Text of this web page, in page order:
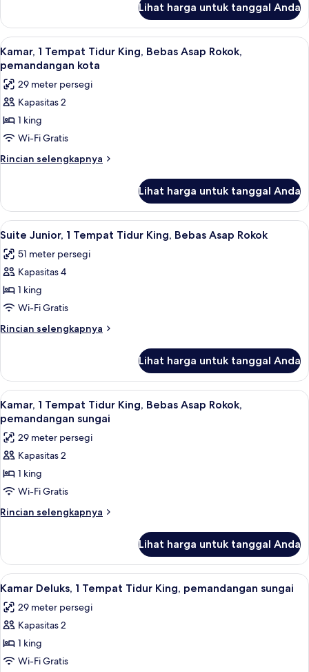
Bebas
Asap
Rokok
Kamar,
Tempat
Tidur
King,
Bebas
Asap
Lihat harga untuk tanggal Anda
Lihat
semua
foto
untuk
Kamar,
1
Tempat
Tidur
Asap
Rokok,
pemandangan
kota
Kamar, 1 Tempat Tidur King, Bebas
4
Kamar, 1 Tempat Tidur King, Bebas Asap Rokok,
pemandangan kota
29 meter persegi
Kapasitas 2
1 king
Wi-Fi Gratis
Rincian selengkapnya
Rincian
Kamar,
Tempat
King,
Bebas
Rokok,
pemandangan
Lihat harga untuk tanggal Anda
Lihat
semua
foto
untuk
Suite
Junior,
1
Tempat
King,
Bebas
Asap
Rokok
Suite Junior, 1 Tempat Tidur King,
4
Suite Junior, 1 Tempat Tidur King, Bebas Asap Rokok
51 meter persegi
Kapasitas 4
1 king
Wi-Fi Gratis
Rincian selengkapnya
Rincian
Suite
Junior,
1
Tempat
Tidur
King,
Bebas
Rokok
Lihat harga untuk tanggal Anda
Lihat
semua
foto
untuk
Kamar,
1
Tempat
Tidur
Asap
Rokok,
pemandangan
sungai
Kamar, 1 Tempat Tidur King, Bebas
4
Kamar, 1 Tempat Tidur King, Bebas Asap Rokok,
pemandangan sungai
29 meter persegi
Kapasitas 2
1 king
Wi-Fi Gratis
Rincian selengkapnya
Rincian
Kamar,
Tempat
King,
Bebas
Rokok,
pemandangan
Lihat harga untuk tanggal Anda
Lihat
semua
foto
untuk
Kamar
Deluks,
Kamar Deluks, 1 Tempat Tidur King,
4
Kamar Deluks, 1 Tempat Tidur King, pemandangan sungai
29 meter persegi
Kapasitas 2
1 king
Wi-Fi Gratis